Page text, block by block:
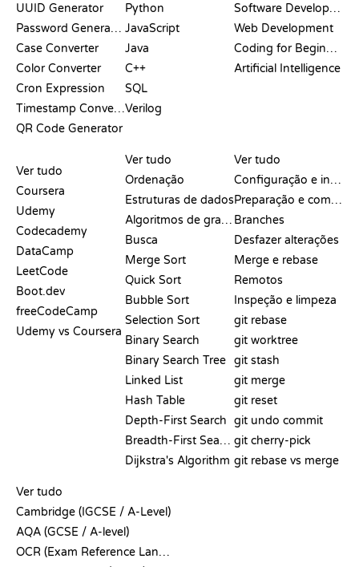
UUID Generator
Password Generator
Case Converter
Color Converter
Cron Expression
Timestamp Converter
QR Code Generator
Python
JavaScript
Java
C++
SQL
Verilog
Software Development
Web Development
Coding for Beginners
Artificial Intelligence
Ver tudo
Coursera
Udemy
Codecademy
DataCamp
LeetCode
Boot.dev
freeCodeCamp
Udemy vs Coursera
Ver tudo
Ordenação
Estruturas de dados
Algoritmos de grafos
Busca
Merge Sort
Quick Sort
Bubble Sort
Selection Sort
Binary Search
Binary Search Tree
Linked List
Hash Table
Depth-First Search
Breadth-First Search
Dijkstra's Algorithm
Ver tudo
Configuração e início
Preparação e commit
Branches
Desfazer alterações
Merge e rebase
Remotos
Inspeção e limpeza
git rebase
git worktree
git stash
git merge
git reset
git undo commit
git cherry-pick
git rebase vs merge
Ver tudo
Cambridge (IGCSE / A-Level)
AQA (GCSE / A-level)
OCR (Exam Reference Language)